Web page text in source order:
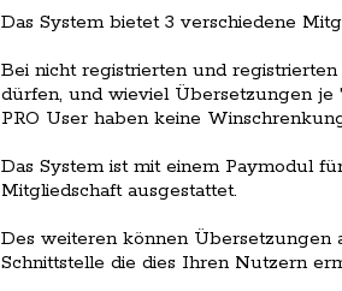
Das System bietet 3 verschiedene
Bei nicht registrierten und
dürfen, und wieviel Übersetzungen
PRO User haben keine
Das System ist mit einem Paymodul
Mitgliedschaft ausgestattet.
Des weiteren können
Schnittstelle die dies Ihren Nutzern